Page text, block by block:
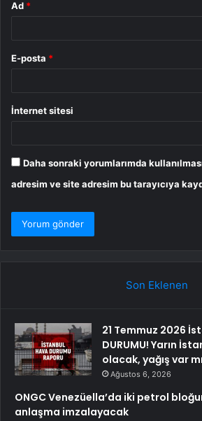
Ad *
E-posta *
İnternet sitesi
Daha sonraki yorumlarımda
adresim ve site adresim bu tarayıcıya
Son Eklenen
21 Temmuz 2026
DURUMU! Yarın
olacak, yağış var
Ağustos 6, 2026
ONGC Venezüella’da iki petrol
anlaşma imzalayacak